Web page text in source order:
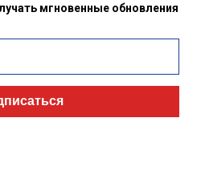
мгновенные обновления